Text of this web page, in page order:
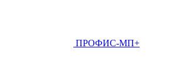
ПРОФИС-МП+